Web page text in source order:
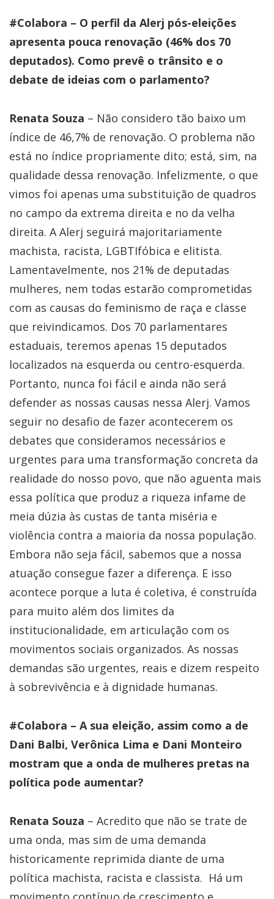
#Colabora – O perfil da Alerj pós-eleições
apresenta pouca renovação (46% dos 70
deputados). Como prevê o trânsito e o
debate de ideias com o parlamento?
Renata Souza – Não considero tão baixo um
índice de 46,7% de renovação. O problema não
está no índice propriamente dito; está, sim, na
qualidade dessa renovação. Infelizmente, o que
vimos foi apenas uma substituição de quadros
no campo da extrema direita e no da velha
direita. A Alerj seguirá majoritariamente
machista, racista, LGBTIfóbica e elitista.
Lamentavelmente, nos 21% de deputadas
mulheres, nem todas estarão comprometidas
com as causas do feminismo de raça e classe
que reivindicamos. Dos 70 parlamentares
estaduais, teremos apenas 15 deputados
localizados na esquerda ou centro-esquerda.
Portanto, nunca foi fácil e ainda não será
defender as nossas causas nessa Alerj. Vamos
seguir no desafio de fazer acontecerem os
debates que consideramos necessários e
urgentes para uma transformação concreta da
realidade do nosso povo, que não aguenta mais
essa política que produz a riqueza infame de
meia dúzia às custas de tanta miséria e
violência contra a maioria da nossa população.
Embora não seja fácil, sabemos que a nossa
atuação consegue fazer a diferença. E isso
acontece porque a luta é coletiva, é construída
para muito além dos limites da
institucionalidade, em articulação com os
movimentos sociais organizados. As nossas
demandas são urgentes, reais e dizem respeito
à sobrevivência e à dignidade humanas.
#Colabora – A sua eleição, assim como a de
Dani Balbi, Verônica Lima e Dani Monteiro
mostram que a onda de mulheres pretas na
política pode aumentar?
Renata Souza – Acredito que não se trate de
uma onda, mas sim de uma demanda
historicamente reprimida diante de uma
política machista, racista e classista. Há um